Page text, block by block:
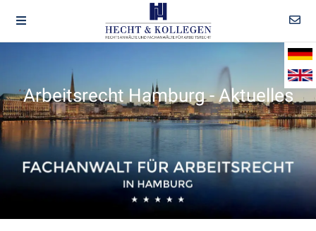
Arbeitsrecht Hamburg - Aktuelles